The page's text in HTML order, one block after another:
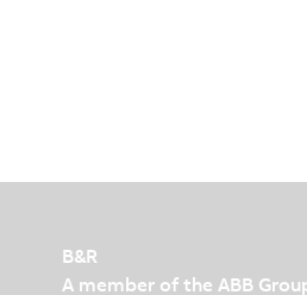
B&R
A member of the ABB